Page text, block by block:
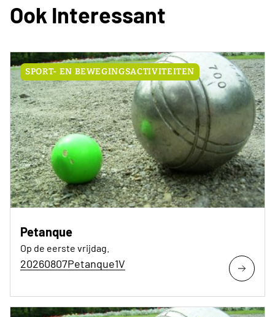
Ook Interessant
SPORT- EN BEWEGINGSACTIVITEITEN
Petanque
Op de eerste vrijdag.
20260807Petanque1V